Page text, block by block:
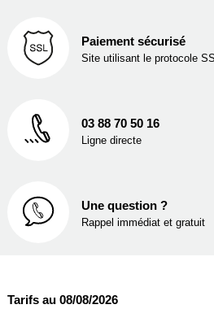
Paiement sécurisé
Site utilisant le protocole
03 88 70 50 16
Ligne directe
Une question ?
Rappel immédiat et gratuit
Tarifs au 08/08/2026